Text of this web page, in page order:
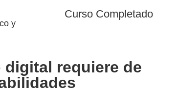
y
Curso Completado
digital requiere de